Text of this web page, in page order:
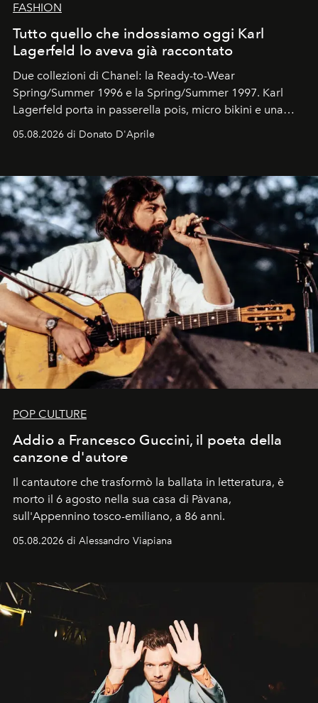
FASHION
Tutto quello che indossiamo oggi Karl
Lagerfeld lo aveva già raccontato
Due collezioni di Chanel: la Ready-to-Wear
Spring/Summer 1996 e la Spring/Summer 1997. Karl
Lagerfeld porta in passerella pois, micro bikini e una
logomania pensata per la spiaggia
Kate, Claudia e Carla una dietro l'altra. Trent'anni dopo,
uno dei documenti più contemporanei che abbiamo.
05.08.2026 di Donato D'Aprile
POP CULTURE
Addio a Francesco Guccini, il poeta della
canzone d'autore
Il cantautore che trasformò la ballata in letteratura, è
morto il 6 agosto nella sua casa di Pàvana,
sull'Appennino tosco-emiliano, a 86 anni.
05.08.2026 di Alessandro Viapiana